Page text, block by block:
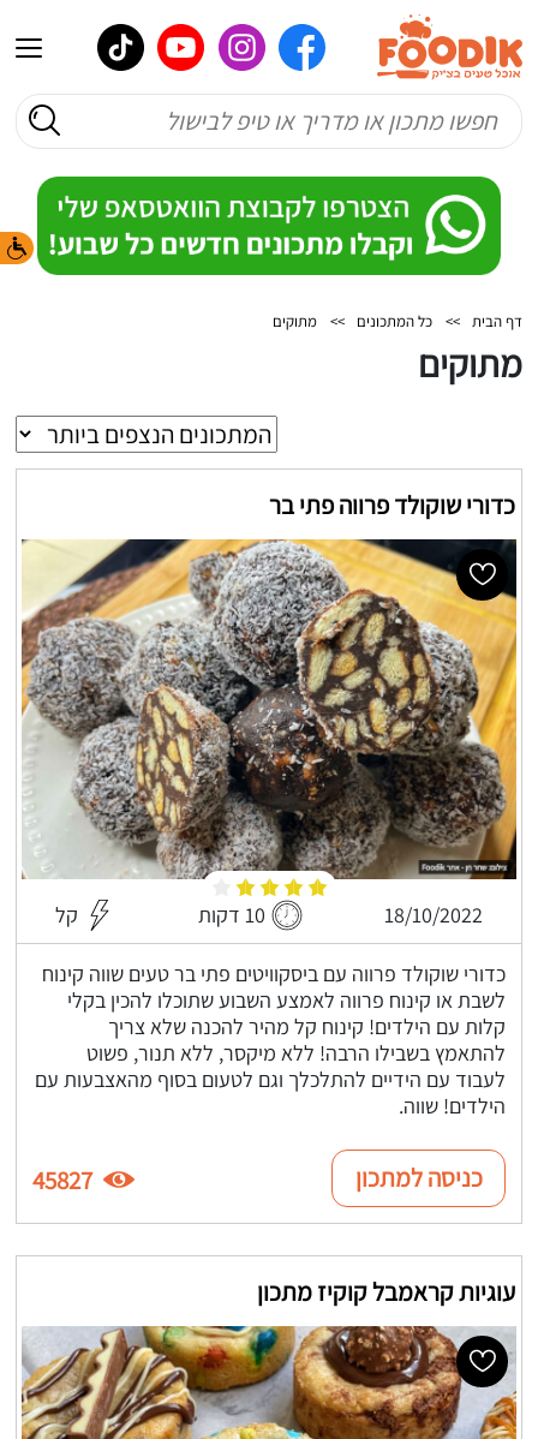
דף הבית >> כל המתכונים >> מתוקים
מתוקים
כדורי שוקולד פרווה פתי בר
18/10/2022 10 דקות קל
כדורי שוקולד פרווה עם ביסקוויטים פתי בר טעים שווה קינוח
לשבת או קינוח פרווה לאמצע השבוע שתוכלו להכין בקלי
קלות עם הילדים! קינוח קל מהיר להכנה שלא צריך
להתאמץ בשבילו הרבה! ללא מיקסר, ללא תנור, פשוט
לעבוד עם הידיים להתלכלך וגם לטעום בסוף מהאצבעות עם
הילדים! שווה.
כניסה למתכון 45827
עוגיות קראמבל קוקיז מתכון